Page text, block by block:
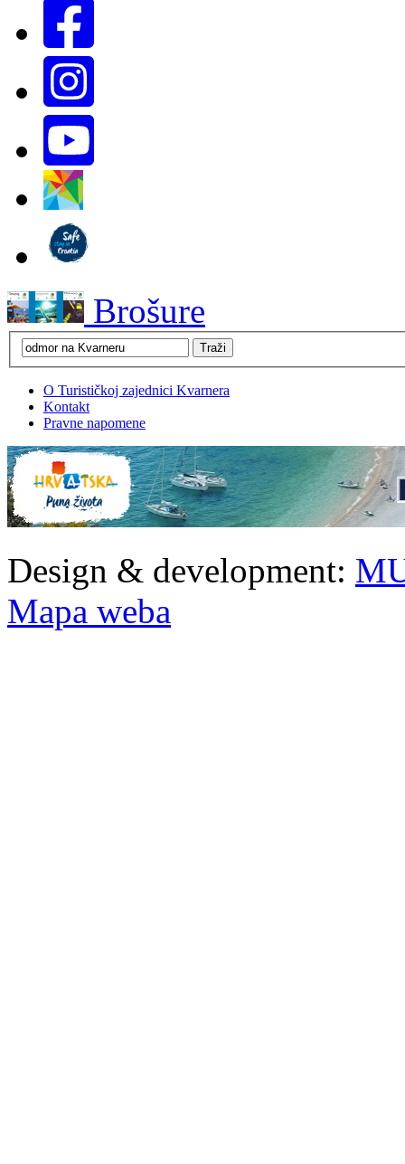
Brošure
O Turističkoj zajednici Kvarnera
Kontakt
Pravne napomene
Design & development:
Mapa weba